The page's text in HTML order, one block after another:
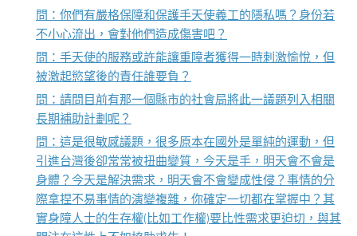
問：你們有嚴格保障和保護手天使義工的隱私嗎？身份若
不小心流出，會對他們造成傷害吧？
問：手天使的服務或許能讓重障者獲得一時刺激愉悅，但
被激起慾望後的責任誰要負？
問：請問目前有那一個縣市的社會局將此一議題列入相關
長期補助計劃呢？
問：這是很敏感議題，很多原本在國外是單純的運動，但
引進台灣後卻常常被扭曲變質，今天是手，明天會不會是
身體？今天是解決需求，明天會不會變成性侵？事情的分
際拿捏不易事情的演變複雜，你確定一切都在掌握中？其
實身障人士的生存權(比如工作權)要比性需求更迫切，與其